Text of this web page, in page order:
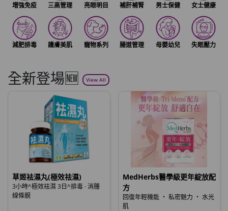
增強免疫 三高管理 亮眼明目 補肝補腎 男士保健 女士健康
減肥排毒 護膚美肌 寵物系列 腸道管理 母嬰幼兒 失眠壓力
全新登場🆕 View All
草姬袪濕丸(極效祛濕)
3小時^極效袪濕 3日^排毒 · 消腫
線條靚
MedHerbs醫學級更年綻放配
方
回復年輕機能 ‧ 私密魅力 ‧ 水光
肌